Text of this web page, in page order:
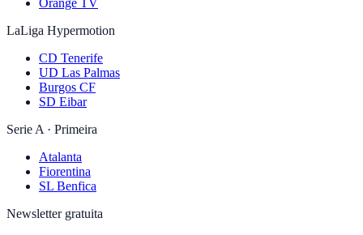
LaLiga Hypermotion
CD Tenerife
UD Las Palmas
Burgos CF
SD Eibar
Serie A · Primeira
Atalanta
Fiorentina
SL Benfica
Newsletter gratuita